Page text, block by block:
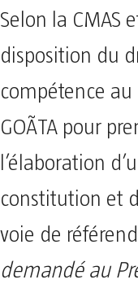
Selon la CMAS
disposition du
compétence au
GOÃTA pour
l’élaboration
constitution et
voie de
demandé au